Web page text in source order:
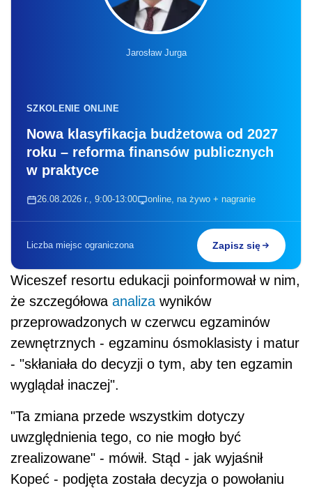
Jarosław Jurga
SZKOLENIE ONLINE
Nowa klasyfikacja budżetowa od 2027
roku – reforma finansów publicznych
w praktyce
26.08.2026 r., 9:00-13:00 online, na żywo + nagranie
Liczba miejsc ograniczona Zapisz się
Wiceszef resortu edukacji poinformował w nim,
że szczegółowa analiza wyników
przeprowadzonych w czerwcu egzaminów
zewnętrznych - egzaminu ósmoklasisty i matur
- "skłaniała do decyzji o tym, aby ten egzamin
wyglądał inaczej".
"Ta zmiana przede wszystkim dotyczy
uwzględnienia tego, co nie mogło być
zrealizowane" - mówił. Stąd - jak wyjaśnił
Kopeć - podjęta została decyzja o powołaniu